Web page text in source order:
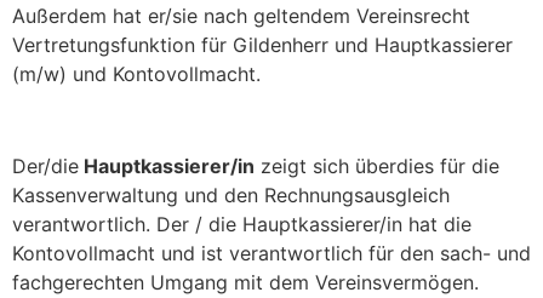
Außerdem hat er/sie nach geltendem Vereinsrecht
Vertretungsfunktion für Gildenherr und Hauptkassierer
(m/w) und Kontovollmacht.
Der/die Hauptkassierer/in zeigt sich überdies für die
Kassenverwaltung und den Rechnungsausgleich
verantwortlich. Der / die Hauptkassierer/in hat die
Kontovollmacht und ist verantwortlich für den sach- und
fachgerechten Umgang mit dem Vereinsvermögen.